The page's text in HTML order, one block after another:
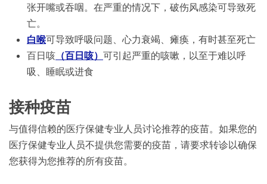
张开嘴或吞咽。在严重的情况下，破伤风感染可导致死
亡。
白喉可导致呼吸问题、心力衰竭、瘫痪，有时甚至死亡
百日咳 （百日咳） 可引起严重的咳嗽，以至于难以呼
吸、睡眠或进食
接种疫苗
与值得信赖的医疗保健专业人员讨论推荐的疫苗。如果您的
医疗保健专业人员不提供您需要的疫苗，请要求转诊以确保
您获得为您推荐的所有疫苗。